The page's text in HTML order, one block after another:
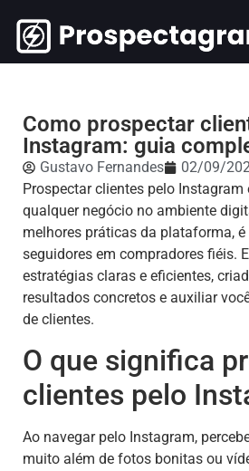
Como prospectar
Instagram: guia
Gustavo Fernandes
02/09/
Prospectar clientes pelo
qualquer negócio no ambiente
melhores práticas da plataforma,
seguidores em compradores fiéis.
estratégias claras e eficientes,
resultados concretos e auxiliar
de clientes.
O que significa
clientes pelo
Ao navegar pelo Instagram,
muito além de fotos bonitas ou